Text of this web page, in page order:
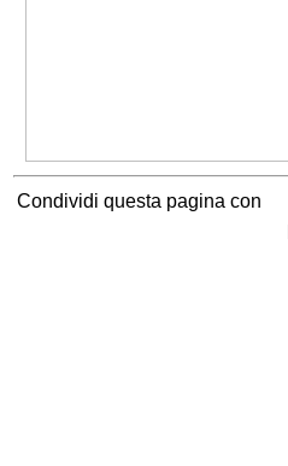
Condividi questa pagina con